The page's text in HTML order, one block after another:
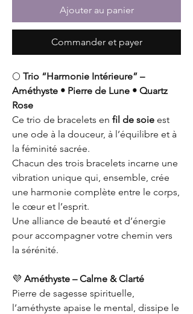
Ajouter au panier
Commander et payer
🌕 Trio “Harmonie Intérieure” –
Améthyste • Pierre de Lune • Quartz
Rose
Ce trio de bracelets en fil de soie est
une ode à la douceur, à l’équilibre et à
la féminité sacrée.
Chacun des trois bracelets incarne une
vibration unique qui, ensemble, crée
une harmonie complète entre le corps,
le cœur et l’esprit.
Une alliance de beauté et d’énergie
pour accompagner votre chemin vers
la sérénité.
💜 Améthyste – Calme & Clarté
Pierre de sagesse spirituelle,
l’améthyste apaise le mental, dissipe le